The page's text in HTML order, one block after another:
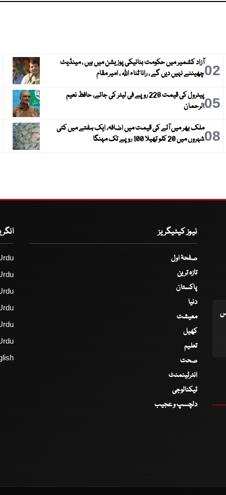
02آزاد کشمیر میں حکومت بنانیکی پوزیشن میں ہیں ، مینڈیٹ
چھیننے نہیں دیں گے ، رانا ثناء اللہ ، امیر مقام
05
پیٹرول کی قیمت 228 روپے فی لیٹر کی جائے، حافظ نعیم
الرحمان
08ملک بھر میں آٹے کی قیمت میں اضافہ، ایک ہفتے میں کئی
شہروں میں 20 کلو تھیلا 100 روپے تک مہنگا
نیوز کیٹیگریز
صفحۂ اول
تازہ ترین
پاکستان
دنیا
معیشت
کھیل
تعلیم
صحت
انٹرٹینمنٹ
ٹیکنالوجی
دلچسپ و عجیب